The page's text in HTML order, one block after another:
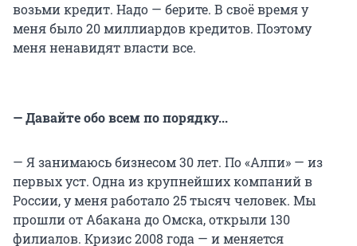
возьми кредит. Надо — берите. В своё время у
меня было 20 миллиардов кредитов. Поэтому
меня ненавидят власти все.
— Давайте обо всем по порядку...
— Я занимаюсь бизнесом 30 лет. По «Алпи» — из
первых уст. Одна из крупнейших компаний в
России, у меня работало 25 тысяч человек. Мы
прошли от Абакана до Омска, открыли 130
филиалов. Кризис 2008 года — и меняется